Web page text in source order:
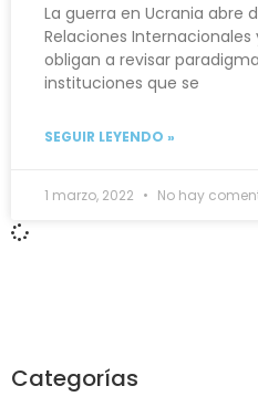
La guerra en Ucrania abre
Relaciones
obligan a revisar
instituciones que se
SEGUIR LEYENDO »
1 marzo, 2022 No hay
Categorías